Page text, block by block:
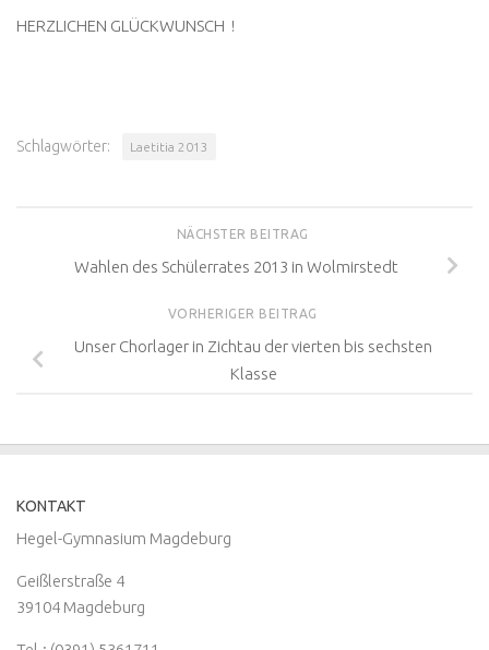
HERZLICHEN GLÜCKWUNSCH !
Schlagwörter: Laetitia 2013
NÄCHSTER BEITRAG
Wahlen des Schülerrates 2013 in Wolmirstedt
VORHERIGER BEITRAG
Unser Chorlager in Zichtau der vierten bis sechsten
Klasse
KONTAKT
Hegel-Gymnasium Magdeburg
Geißlerstraße 4
39104 Magdeburg